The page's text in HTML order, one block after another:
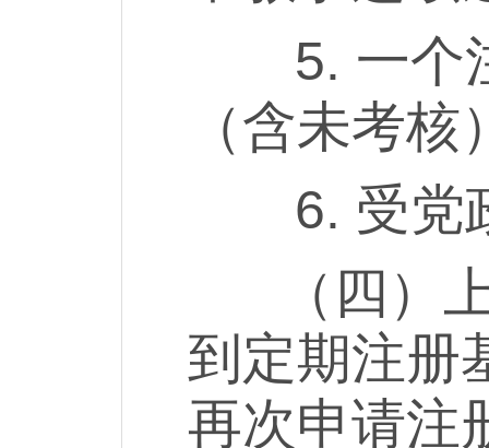
5. 一个注
（含未考核
6. 受党政
（四）上
到定期注册
再次申请注